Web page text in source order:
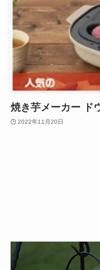
焼き芋メーカー ド
2022年11月20日